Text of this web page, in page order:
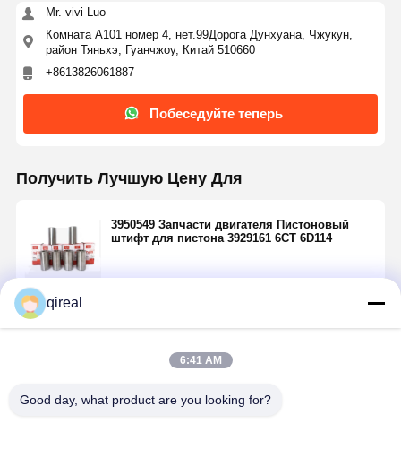
Mr. vivi Luo
Комната А101 номер 4, нет.99Дорога Дунхуана, Чжукун,
район Тяньхэ, Гуанчжоу, Китай 510660
+8613826061887
Побеседуйте теперь
Получить Лучшую Цену Для
3950549 Запчасти двигателя Пистоновый
штифт для пистона 3929161 6CT 6D114
qireal
6:41 AM
Good day, what product are you looking for?